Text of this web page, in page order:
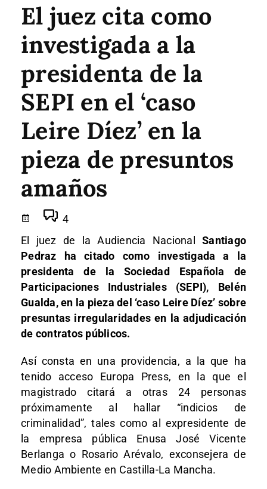
El juez cita como
investigada a la
presidenta de la
SEPI en el ‘caso
Leire Díez’ en la
pieza de presuntos
amaños
4
El juez de la Audiencia Nacional Santiago
Pedraz ha citado como investigada a la
presidenta de la Sociedad Española de
Participaciones Industriales (SEPI), Belén
Gualda, en la pieza del ‘caso Leire Díez’ sobre
presuntas irregularidades en la adjudicación
de contratos públicos.
Así consta en una providencia, a la que ha
tenido acceso Europa Press, en la que el
magistrado citará a otras 24 personas
próximamente al hallar “indicios de
criminalidad”, tales como al expresidente de
la empresa pública Enusa José Vicente
Berlanga o Rosario Arévalo, exconsejera de
Medio Ambiente en Castilla-La Mancha.